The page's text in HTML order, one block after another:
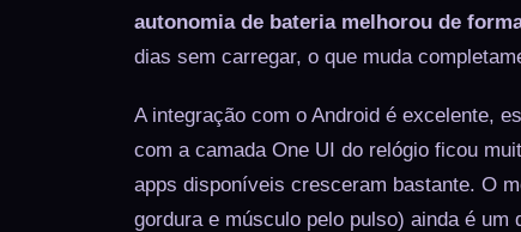
autonomia de bateria melhorou de
dias sem carregar, o que muda
A integração com o Android é excelente,
com a camada One UI do relógio ficou
apps disponíveis cresceram bastante. O
gordura e músculo pelo pulso) ainda é